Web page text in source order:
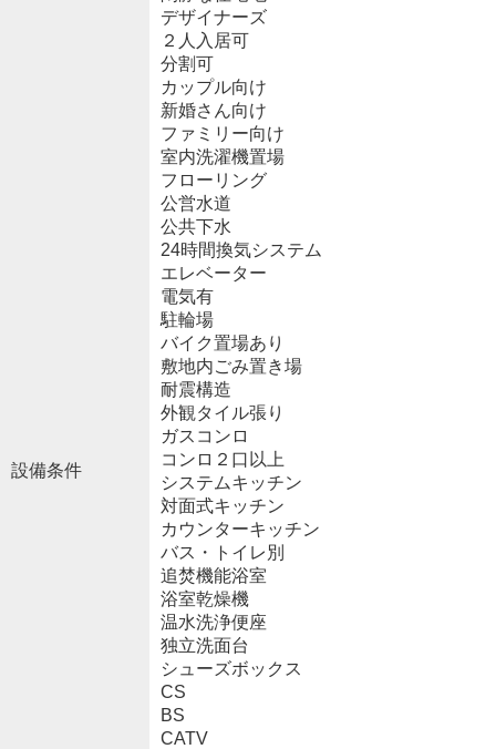
設備条件
デザイナーズ
２人入居可
分割可
カップル向け
新婚さん向け
ファミリー向け
室内洗濯機置場
フローリング
公営水道
公共下水
24時間換気システム
エレベーター
電気有
駐輪場
バイク置場あり
敷地内ごみ置き場
耐震構造
外観タイル張り
ガスコンロ
コンロ２口以上
システムキッチン
対面式キッチン
カウンターキッチン
バス・トイレ別
追焚機能浴室
浴室乾燥機
温水洗浄便座
独立洗面台
シューズボックス
CS
BS
CATV